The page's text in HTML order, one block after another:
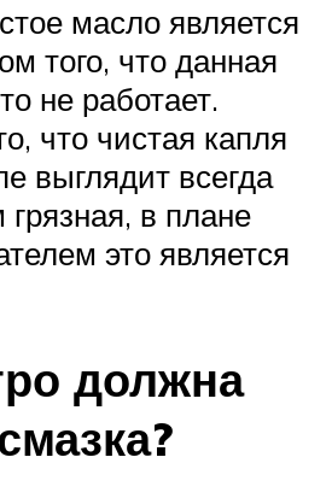
масло является
того, что данная
не работает.
что чистая капля
выглядит всегда
в плане
это является
должна